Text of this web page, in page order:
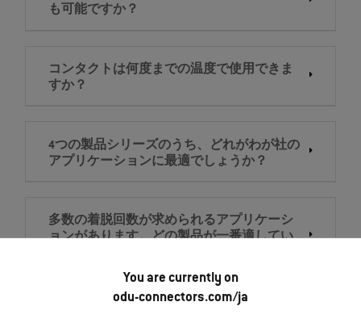
You are currently on
odu-connectors.com/ja
も可能ですか？
コンタクトは何度までの温度で使用できま
すか？
4つの製品シリーズのうち、どれがわが社の
アプリケーションに最適でしょうか？
多数の着脱回数が求められるアプリケーシ
ョンがあります。どの製品が一番適してい